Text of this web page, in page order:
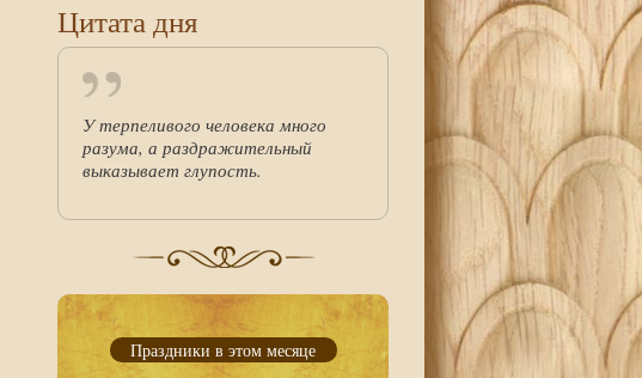
Цитата дня
У терпеливого человека много
разума, а раздражительный
выказывает глупость.
Праздники в этом месяце